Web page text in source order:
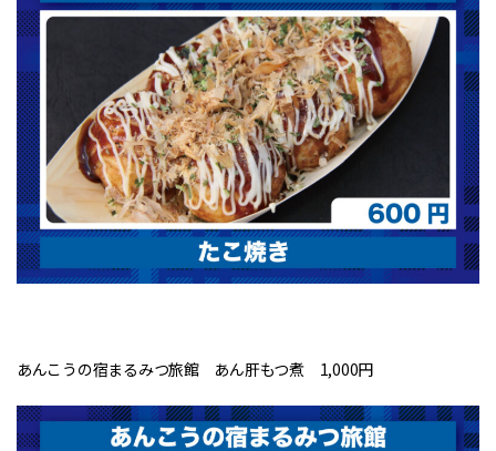
あんこうの宿まるみつ旅館 あん肝もつ煮 1,000円